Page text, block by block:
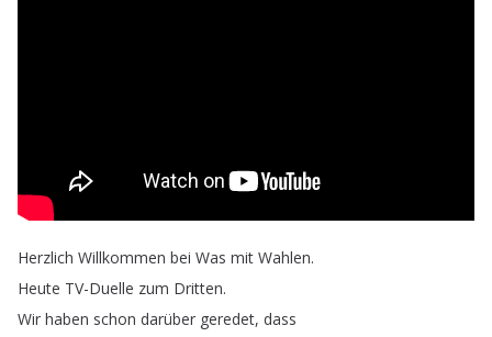
Herzlich Willkommen bei Was mit Wahlen.
Heute TV-Duelle zum Dritten.
Wir haben schon darüber geredet, dass